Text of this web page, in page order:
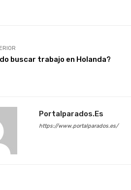
buscar trabajo en Holanda?
Portalparados.es
https://www.portalparados.es/